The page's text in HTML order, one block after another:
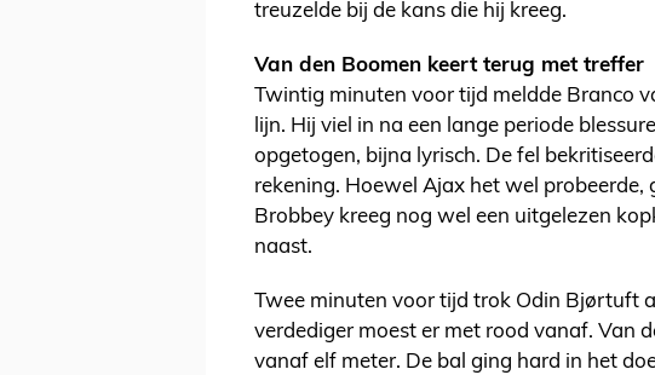
treuzelde bij de kans die hij kreeg.
Van den Boomen keert terug met treffer
Twintig minuten voor tijd meldde Branco
lijn. Hij viel in na een lange periode
opgetogen, bijna lyrisch. De fel
rekening. Hoewel Ajax het wel
Brobbey kreeg nog wel een uitgelezen
naast.
Twee minuten voor tijd trok Odin Bjørtuft
verdediger moest er met rood vanaf. Van
vanaf elf meter. De bal ging hard in het